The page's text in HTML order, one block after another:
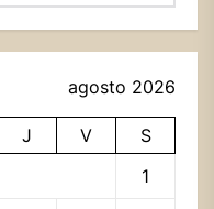
agosto 2026
J V
S
1